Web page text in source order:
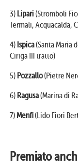
3) Lipari(Stromboli
Termali, Acquacalda,
4) Ispica(Santa Maria
Ciriga III tratto)
5) Pozzallo(Pietre
6) Ragusa(Marina di
7)Menfi(Lido Fiori
Premiato